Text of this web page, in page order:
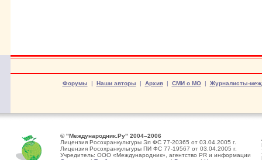
Форумы | Наши авторы | Архив| СМИ о МО| Журналисты-
© "Международник.Ру" 2004–2006
Лицензия Росохранкультуры Эл ФС 77-20365 от 03.04.2005 г.
Лицензия Росохранкультуры ПИ ФС 77-19567 от 03.04.2005 г.
Учредитель: ООО «Международник», агентство PR и информации